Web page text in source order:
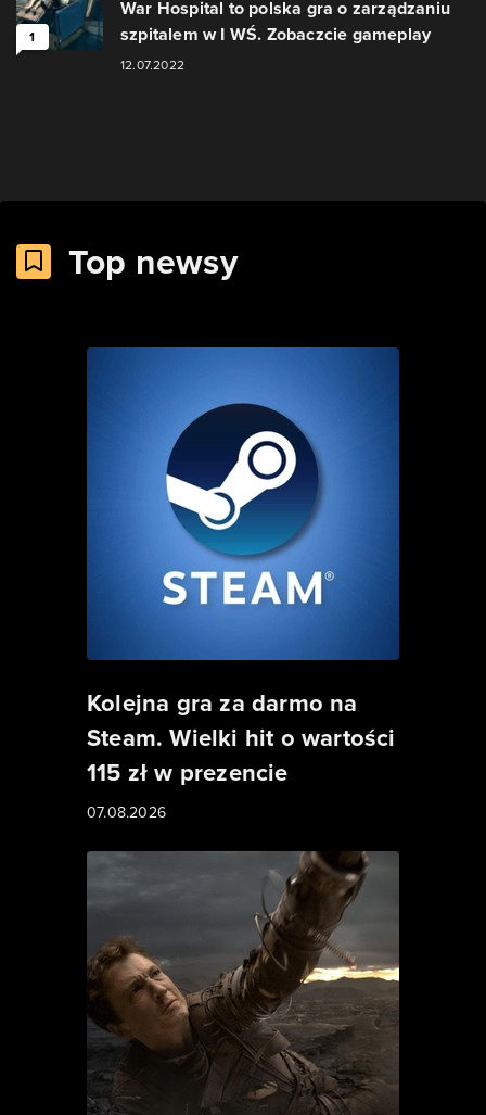
1
War Hospital to polska gra o zarządzaniu
szpitalem w I WŚ. Zobaczcie gameplay
12.07.2022
Top newsy
Kolejna gra za darmo na
Steam. Wielki hit o wartości
115 zł w prezencie
07.08.2026